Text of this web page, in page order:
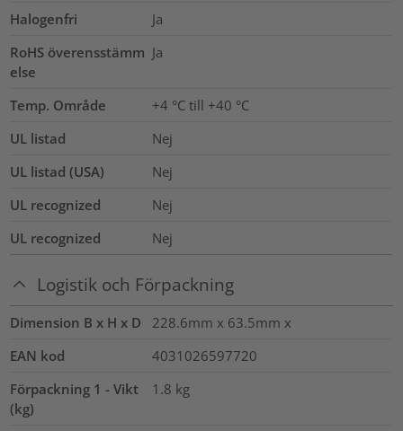
Halogenfri
Ja
RoHS överensstämm
else
Ja
Temp. Område
+4 °C till +40 °C
UL listad
Nej
UL listad (USA)
Nej
UL recognized
Nej
UL recognized
Nej
Logistik och Förpackning
Dimension B x H x D
228.6mm x 63.5mm x
EAN kod
4031026597720
Förpackning 1 - Vikt
(kg)
1.8 kg